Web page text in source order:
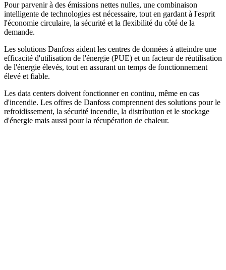
Pour parvenir à des émissions nettes nulles, une combinaison
intelligente de technologies est nécessaire, tout en gardant à l'esprit
l'économie circulaire, la sécurité et la flexibilité du côté de la
demande.
Les solutions Danfoss aident les centres de données à atteindre une
efficacité d'utilisation de l'énergie (PUE) et un facteur de réutilisation
de l'énergie élevés, tout en assurant un temps de fonctionnement
élevé et fiable.
Les data centers doivent fonctionner en continu, même en cas
d'incendie. Les offres de Danfoss comprennent des solutions pour le
refroidissement, la sécurité incendie, la distribution et le stockage
d'énergie mais aussi pour la récupération de chaleur.